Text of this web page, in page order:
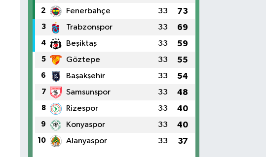
2 Fenerbahçe 33 73
3 Trabzonspor 33 69
4 Beşiktaş 33 59
5 Göztepe 33 55
6 Başakşehir 33 54
7 Samsunspor 33 48
8 Rizespor 33 40
9 Konyaspor 33 40
10 Alanyaspor 33 37